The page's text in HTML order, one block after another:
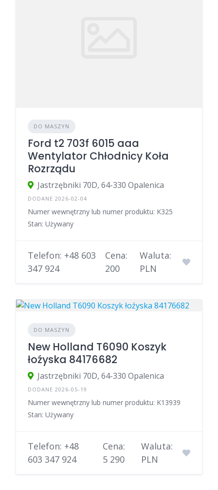
DO MASZYN
Ford t2 703f 6015 aaa
Wentylator Chłodnicy Koła
Rozrządu
Jastrzębniki 70D, 64-330 Opalenica
DODANE 2026-02-04
Numer wewnętrzny lub numer produktu: K325
Stan: Używany
Telefon: +48 603
347 924
Cena:
200
Waluta:
PLN
DO MASZYN
New Holland T6090 Koszyk
łoźyska 84176682
Jastrzębniki 70D, 64-330 Opalenica
DODANE 2026-05-19
Numer wewnętrzny lub numer produktu: K13939
Stan: Używany
Telefon: +48
603 347 924
Cena:
5 290
Waluta:
PLN